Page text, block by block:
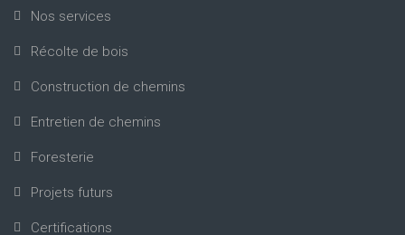
Nos services
Récolte de bois
Construction de chemins
Entretien de chemins
Foresterie
Projets futurs
Certifications